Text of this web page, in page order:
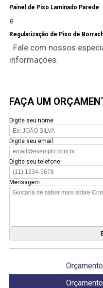
Painel de Piso Laminado Parede
e
Regularização de Piso de
. Fale com nossos
informações.
FAÇA UM
Digite seu nome
Digite seu email
Digite seu telefone
Mensagem